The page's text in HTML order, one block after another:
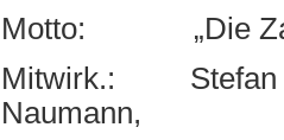
Motto: „Die
Mitwirk.: Stefan
Naumann,